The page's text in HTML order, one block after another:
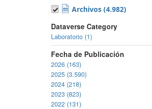
Archivos (4.982)
Dataverse Category
Laboratorio (1)
Fecha de Publicación
2026 (163)
2025 (3.590)
2024 (218)
2023 (823)
2022 (131)